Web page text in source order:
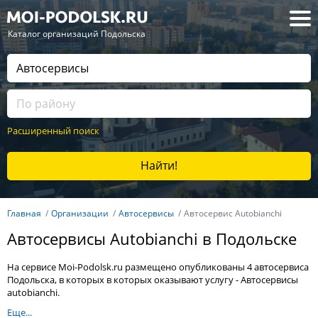
— Каталог организаций Подольска
Расширенный поиск
Найти!
Главная Организации Автосервисы Автосервис Autobianchi
Автосервисы Autobianchi в Подольске
На сервисе Moi-Podolsk.ru размещено опубликованы 4 автосервиса
Подольска, в которых в которых оказывают услугу - Автосервисы
autobianchi.
Еще...